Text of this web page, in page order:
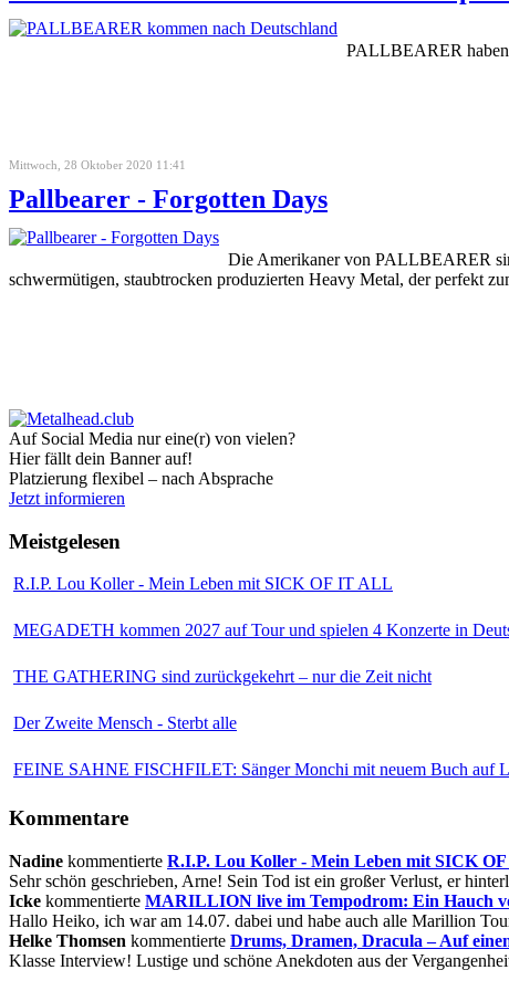
PALLBEARER haben
Mittwoch, 28 Oktober 2020 11:41
Pallbearer - Forgotten Days
Die Amerikaner von PALLBEARER
schwermütigen, staubtrocken produzierten Heavy Metal, der perfekt
Auf Social Media nur eine(r) von vielen?
Hier fällt dein Banner auf!
Platzierung flexibel – nach Absprache
Jetzt informieren
Meistgelesen
R.I.P. Lou Koller - Mein Leben mit SICK OF IT ALL
MEGADETH kommen 2027 auf Tour und spielen 4 Konzerte in
THE GATHERING sind zurückgekehrt – nur die Zeit nicht
Der Zweite Mensch - Sterbt alle
FEINE SAHNE FISCHFILET: Sänger Monchi mit neuem Buch auf
Kommentare
Nadine kommentierte R.I.P. Lou Koller - Mein Leben mit SICK
Sehr schön geschrieben, Arne! Sein Tod ist ein großer Verlust, er
Icke kommentierte MARILLION live im Tempodrom: Ein Hauch
Hallo Heiko, ich war am 14.07. dabei und habe auch alle Marillion
Helke Thomsen kommentierte Drums, Dramen, Dracula – Auf
Klasse Interview! Lustige und schöne Anekdoten aus der